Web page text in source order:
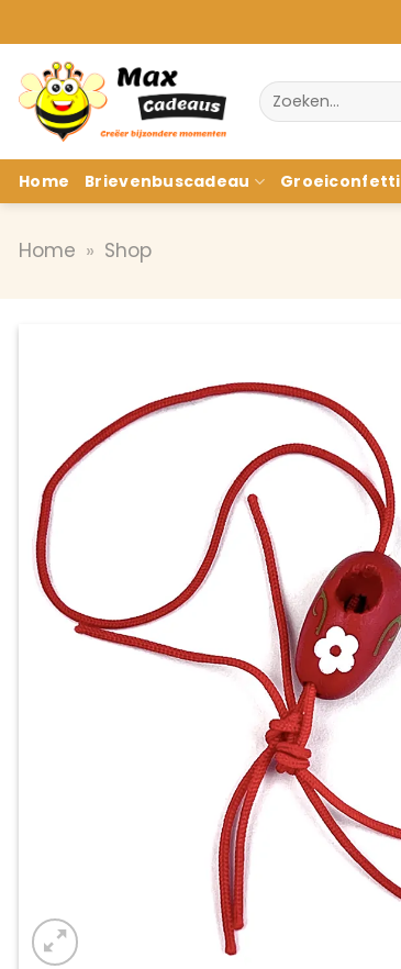
naar
inhoud
Zoeken
naar:
Home Brievenbuscadeau Groeiconfetti
Home » Shop